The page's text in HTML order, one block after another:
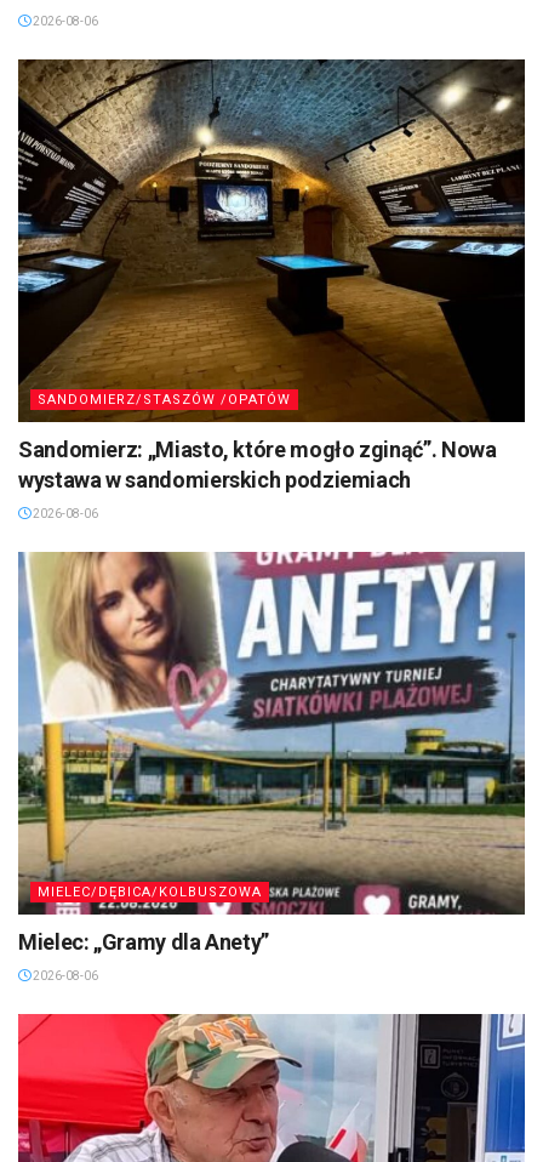
2026-08-06
SANDOMIERZ/STASZÓW /OPATÓW
Sandomierz: „Miasto, które mogło zginąć”. Nowa
wystawa w sandomierskich podziemiach
2026-08-06
MIELEC/DĘBICA/KOLBUSZOWA
Mielec: „Gramy dla Anety”
2026-08-06